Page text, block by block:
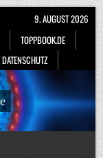
TOPPBOOK.DE
9. AUGUST 2026